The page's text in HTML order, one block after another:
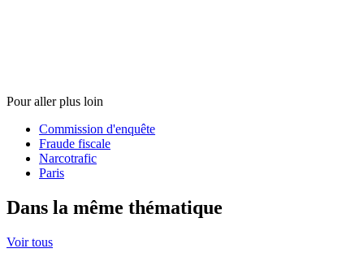
Pour aller plus loin
Commission d'enquête
Fraude fiscale
Narcotrafic
Paris
Dans la même thématique
Voir tous